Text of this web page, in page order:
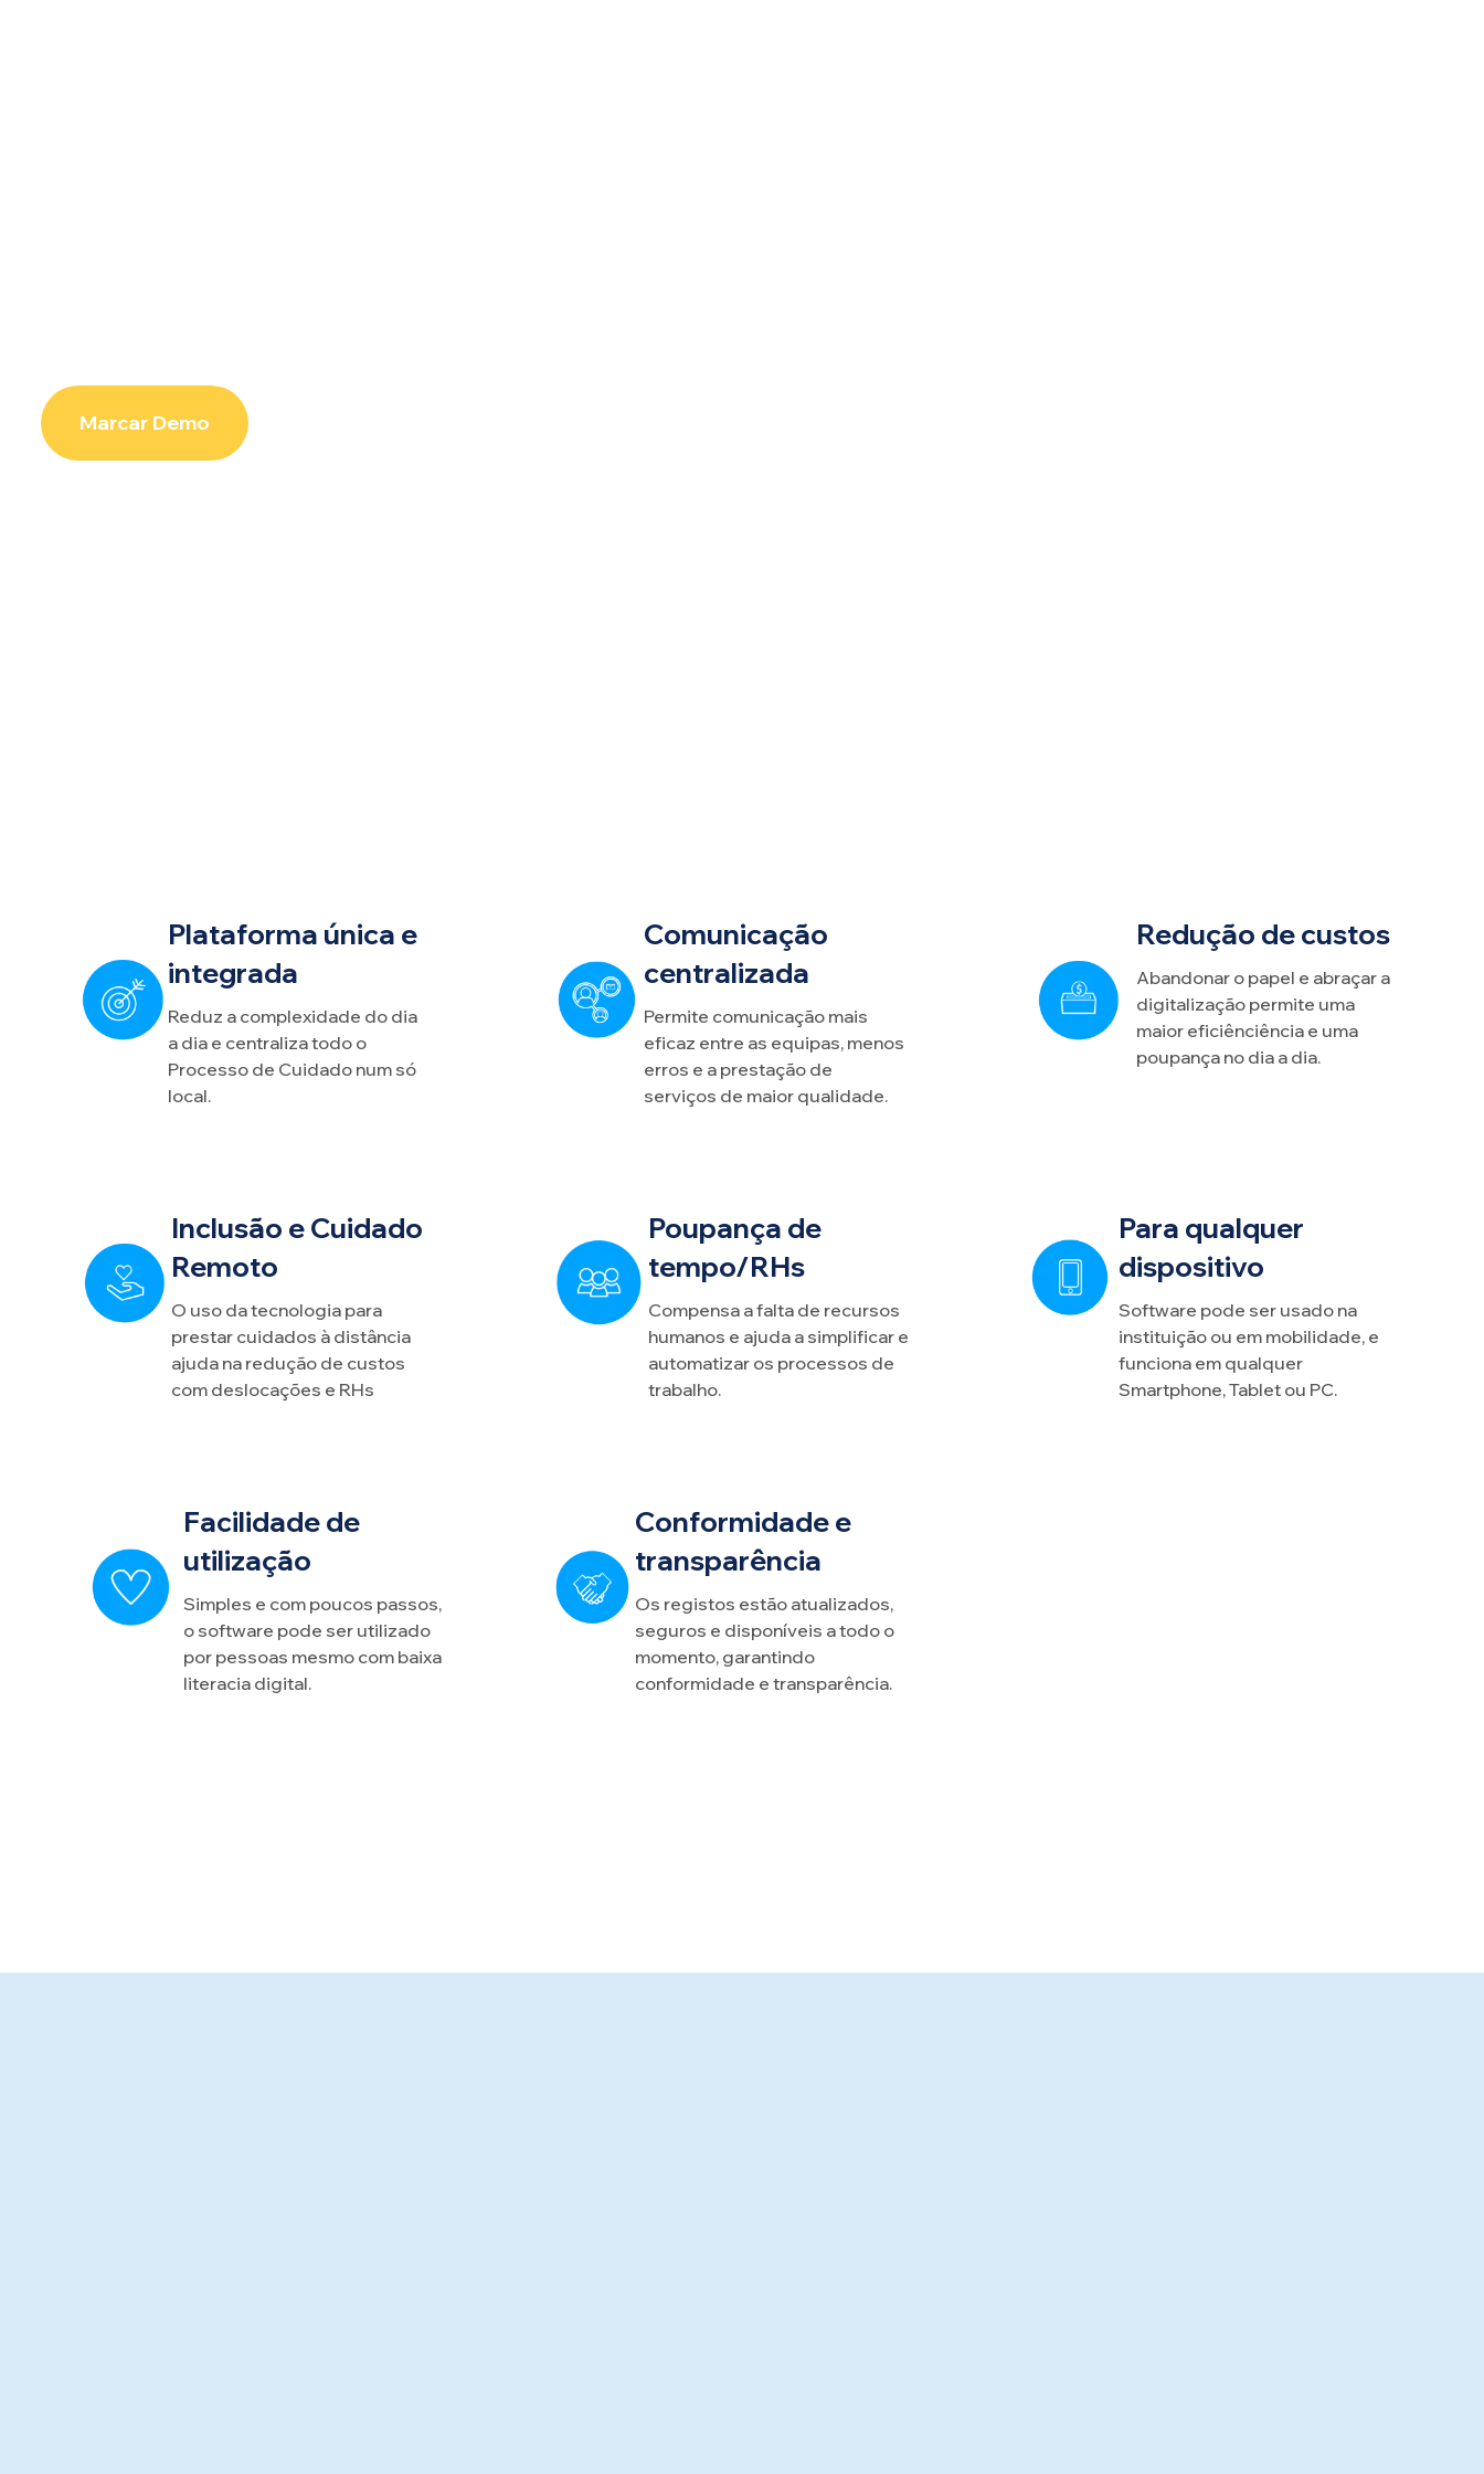
Marcar Demo
Plataforma única e
integrada
Reduz a complexidade do dia
a dia e centraliza todo o
Processo de Cuidado num só
local.
Comunicação
centralizada
Permite comunicação mais
eficaz entre as equipas, menos
erros e a prestação de
serviços de maior qualidade.
Redução de custos
Abandonar o papel e abraçar a
digitalização permite uma
maior eficiênciência e uma
poupança no dia a dia.
Inclusão e Cuidado
Remoto
O uso da tecnologia para
prestar cuidados à distância
ajuda na redução de custos
com deslocações e RHs
Poupança de
tempo/RHs
Compensa a falta de recursos
humanos e ajuda a simplificar e
automatizar os processos de
trabalho.
Para qualquer
dispositivo
Software pode ser usado na
instituição ou em mobilidade, e
funciona em qualquer
Smartphone, Tablet ou PC.
Facilidade de
utilização
Simples e com poucos passos,
o software pode ser utilizado
por pessoas mesmo com baixa
literacia digital.
Conformidade e
transparência
Os registos estão atualizados,
seguros e disponíveis a todo o
momento, garantindo
conformidade e transparência.